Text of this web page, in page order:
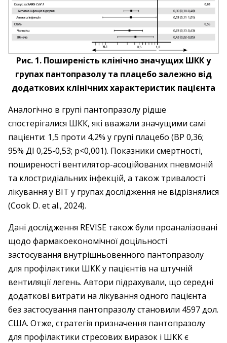
Рис. 1. Поширеність клінічно значущих ШКК у
групах пантопразолу та плацебо залежно від
додаткових клінічних характеристик пацієнта
Аналогічно в групі пантопразолу рідше
спостерігалися ШКК, які вважали значущими самі
пацієнти: 1,5 проти 4,2% у групі плацебо (ВР 0,36;
95% ДІ 0,25-0,53; р<0,001). Показники смертності,
поширеності вентилятор-асоційованих пневмоній
та клостридіальних інфекцій, а також тривалості
лікування у ВІТ у групах дослідження не відрізнялися
(Cook D. et al., 2024).
Дані дослідження REVISE також були проаналізовані
щодо фармакоекономічної доцільності
застосування внутрішньовенного пантопразолу
для профілактики ШКК у пацієнтів на штучній
вентиляції легень. Автори підрахували, що середні
додаткові витрати на лікування одного пацієнта
без застосування пантопразолу становили 4597 дол.
США. Отже, стратегія призначення пантопразолу
для профілактики стресових виразок і ШКК є